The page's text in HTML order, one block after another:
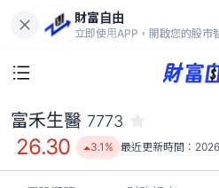
財富自由
立即使用APP，開啟您的股市
26.30
3.1%
富禾生醫 7773
26.30 3.1% 最近更新時間：